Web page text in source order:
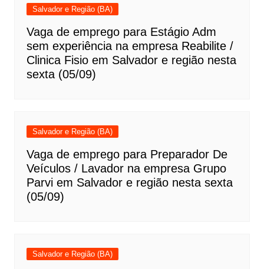
Salvador e Região (BA)
Vaga de emprego para Estágio Adm
sem experiência na empresa Reabilite /
Clinica Fisio em Salvador e região nesta
sexta (05/09)
Salvador e Região (BA)
Vaga de emprego para Preparador De
Veículos / Lavador na empresa Grupo
Parvi em Salvador e região nesta sexta
(05/09)
Salvador e Região (BA)